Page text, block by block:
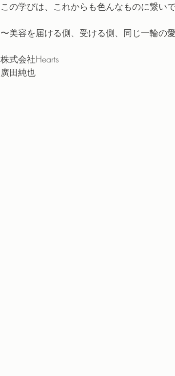
この学びは、これからも色んなものに繋い
〜美容を届ける側、受ける側、同じ一輪の
株式会社Hearts
廣田純也